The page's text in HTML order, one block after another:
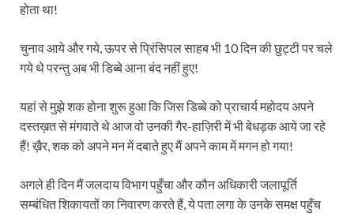
होता था!
चुनाव आये और गये, ऊपर से प्रिंसिपल साहब भी 10 दिन की छुट्टी पर चले
गये थे परन्तु अब भी डिब्बे आना बंद नहीं हुए!
यहां से मुझे शक होना शुरू हुआ कि जिस डिब्बे को प्राचार्य महोदय अपने
दस्तख़त से मंगवाते थे आज वो उनकी गैर-हाज़िरी में भी बेधड़क आये जा रहे
हैं! ख़ैर, शक को अपने मन में दबाते हुए मैं अपने काम में मगन हो गया!
अगले ही दिन मैं जलदाय विभाग पहुँचा और कौन अधिकारी जलापूर्ति
सम्बंधित शिकायतों का निवारण करते हैं, ये पता लगा के उनके समक्ष पहुँच